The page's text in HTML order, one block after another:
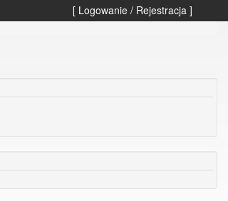
[ Logowanie / Rejestracja ]